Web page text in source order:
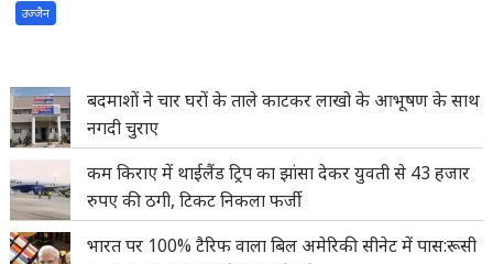
उज्जैन
बदमाशों ने चार घरों के ताले काटकर लाखो के आभूषण के साथ
नगदी चुराए
कम किराए में थाईलैंड ट्रिप का झांसा देकर युवती से 43 हजार
रुपए की ठगी, टिकट निकला फर्जी
भारत पर 100% टैरिफ वाला बिल अमेरिकी सीनेट में पास:रूसी